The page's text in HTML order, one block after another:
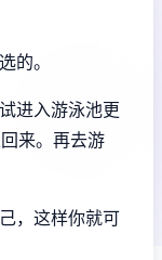
的。
进入游泳池更
来。再去游
，这样你就可